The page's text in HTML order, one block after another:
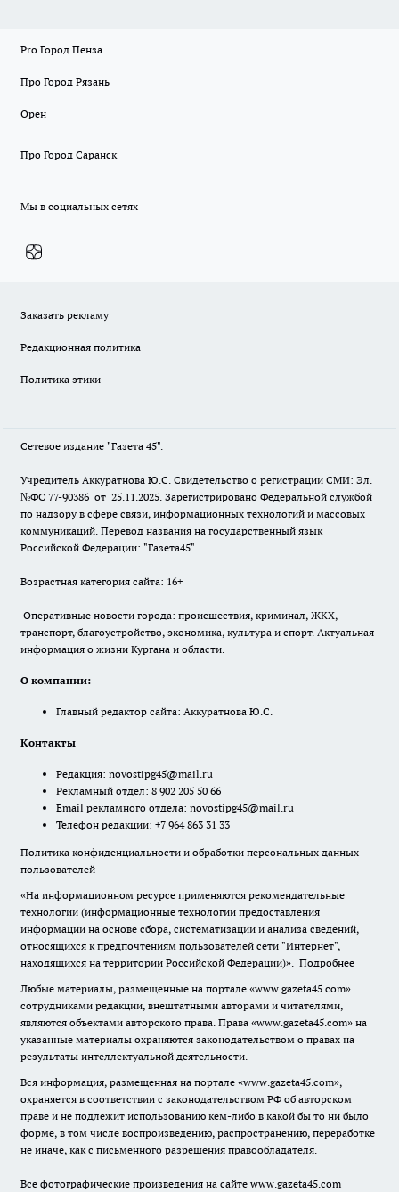
Pro Город Пенза
Про Город Рязань
Орен
Про Город Саранск
Мы в социальных сетях
Заказать рекламу
Редакционная политика
Политика этики
Сетевое издание "Газета 45".
Учредитель Аккуратнова Ю.С. Свидетельство о регистрации СМИ: Эл.
№ФС 77-90386 от 25.11.2025. Зарегистрировано Федеральной службой
по надзору в сфере связи, информационных технологий и массовых
коммуникаций. Перевод названия на государственный язык
Российской Федерации: "Газета45".
Возрастная категория сайта: 16+
Оперативные новости города: происшествия, криминал, ЖКХ,
транспорт, благоустройство, экономика, культура и спорт. Актуальная
информация о жизни Кургана и области.
О компании:
Главный редактор сайта: Аккуратнова Ю.С.
Контакты
Редакция: novostipg45@mail.ru
Рекламный отдел: 8 902 205 50 66
Email рекламного отдела: novostipg45@mail.ru
Телефон редакции: +7 964 863 31 33
Политика конфиденциальности и обработки персональных данных
пользователей
«На информационном ресурсе применяются рекомендательные
технологии (информационные технологии предоставления
информации на основе сбора, систематизации и анализа сведений,
относящихся к предпочтениям пользователей сети "Интернет",
находящихся на территории Российской Федерации)». Подробнее
Любые материалы, размещенные на портале «www.gazeta45.com»
сотрудниками редакции, внештатными авторами и читателями,
являются объектами авторского права. Права «www.gazeta45.com» на
указанные материалы охраняются законодательством о правах на
результаты интеллектуальной деятельности.
Вся информация, размещенная на портале «www.gazeta45.com»,
охраняется в соответствии с законодательством РФ об авторском
праве и не подлежит использованию кем-либо в какой бы то ни было
форме, в том числе воспроизведению, распространению, переработке
не иначе, как с письменного разрешения правообладателя.
Все фотографические произведения на сайте www.gazeta45.com